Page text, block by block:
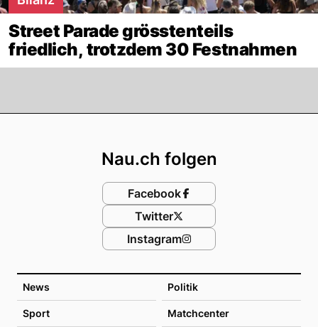
Street Parade grösstenteils
friedlich, trotzdem 30 Festnahmen
News Politik
Sport Matchcenter
Nau.ch folgen
Facebook
Twitter
Instagram